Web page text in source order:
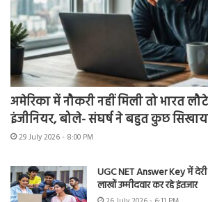
अमेरिका में नौकरी नहीं मिली तो भारत
इंजीनियर, बोले- संघर्ष ने बहुत कुछ
29 July 2026 - 8:00 PM
UGC NET Answer Key में
लाखों उम्मीदवार कर रहे इंतजार